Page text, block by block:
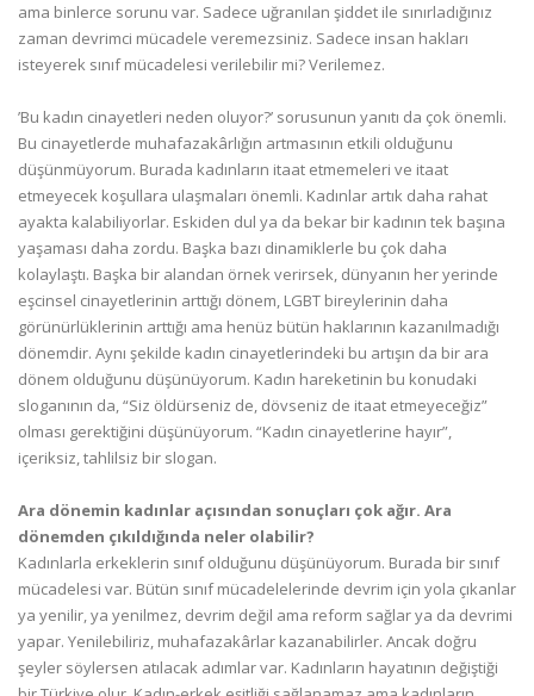
ama binlerce sorunu var. Sadece uğranılan şiddet ile sınırladığınız
zaman devrimci mücadele veremezsiniz. Sadece insan hakları
isteyerek sınıf mücadelesi verilebilir mi? Verilemez.
’Bu kadın cinayetleri neden oluyor?’ sorusunun yanıtı da çok önemli.
Bu cinayetlerde muhafazakârlığın artmasının etkili olduğunu
düşünmüyorum. Burada kadınların itaat etmemeleri ve itaat
etmeyecek koşullara ulaşmaları önemli. Kadınlar artık daha rahat
ayakta kalabiliyorlar. Eskiden dul ya da bekar bir kadının tek başına
yaşaması daha zordu. Başka bazı dinamiklerle bu çok daha
kolaylaştı. Başka bir alandan örnek verirsek, dünyanın her yerinde
eşcinsel cinayetlerinin arttığı dönem, LGBT bireylerinin daha
görünürlüklerinin arttığı ama henüz bütün haklarının kazanılmadığı
dönemdir. Aynı şekilde kadın cinayetlerindeki bu artışın da bir ara
dönem olduğunu düşünüyorum. Kadın hareketinin bu konudaki
sloganının da, “Siz öldürseniz de, dövseniz de itaat etmeyeceğiz”
olması gerektiğini düşünüyorum. “Kadın cinayetlerine hayır”,
içeriksiz, tahlilsiz bir slogan.
Ara dönemin kadınlar açısından sonuçları çok ağır. Ara
dönemden çıkıldığında neler olabilir?
Kadınlarla erkeklerin sınıf olduğunu düşünüyorum. Burada bir sınıf
mücadelesi var. Bütün sınıf mücadelelerinde devrim için yola çıkanlar
ya yenilir, ya yenilmez, devrim değil ama reform sağlar ya da devrimi
yapar. Yenilebiliriz, muhafazakârlar kazanabilirler. Ancak doğru
şeyler söylersen atılacak adımlar var. Kadınların hayatının değiştiği